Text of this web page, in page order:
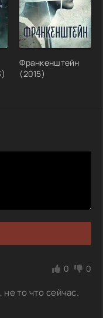
Франкенштейн
(2015)
0 0
то что сейчас.